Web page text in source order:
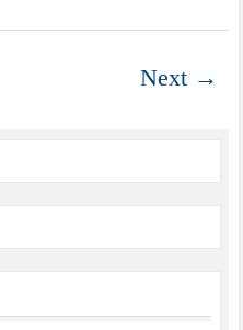
Next →